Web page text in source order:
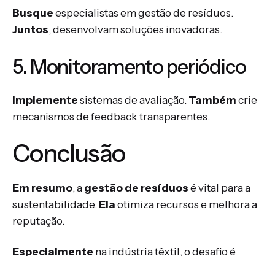
Busqueespecialistas em gestão de resíduos.
Juntos, desenvolvam soluções inovadoras.
5. Monitoramento periódico
Implementesistemas de avaliação. Tambémcrie
mecanismos de feedback transparentes.
Conclusão
Em resumo, agestão de resíduosé vital para a
sustentabilidade. Elaotimiza recursos e melhora a
reputação.
Especialmente na indústria têxtil, o desafio é